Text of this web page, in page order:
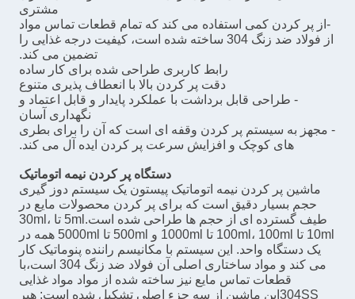
مشتری
-از پر کردن کمی استفاده می کند که تمام قطعات تماس مواد
از فولاد ضد زنگ 304 ساخته شده است، کیفیت درجه غذایی را
تضمین می کند.
رابط کاربری طراحی شده برای کار ساده
دقت پر کردن بالا با انعطاف پذیری متنوع
- طراحی قابل برداشت با عملکرد پایدار و قابل اعتماد و
نگهداری آسان
- مجهز به سیستم پر کردن وقفه ای است که آن را برای بطری
های کوچک و افزایش سرعت پر کردن ایده آل می کند.
دستگاه پر کردن نیمه اتوماتیک
ماشین پر کردن نیمه اتوماتیک پیستون یک سیستم دوز گیری
حجم بسیار دقیق است که برای پر کردن محصولات مایع در
طیف گسترده ای از حجم ها طراحی شده است.5ml تا 30ml،
10ml تا 100ml، 100ml تا 1000ml و 500ml تا 5000ml همه در
یک دستگاه واحد. این سیستم با مکانیسم راننده پنوماتیک کار
می کند و مواد ساختاری اصلی آن فولاد ضد زنگ 304 است،با
قطعات تماس مایع نیز ساخته شده از مواد مواد غذایی
304SSاین ماشین از سه جزء اصلی تشکیل شده است: هپر